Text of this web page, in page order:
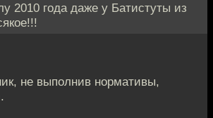
2010 года даже у Батистуты из
не выполнив нормативы,